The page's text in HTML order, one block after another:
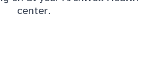
center.